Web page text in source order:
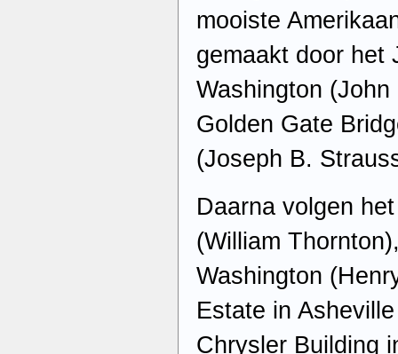
mooiste
gemaakt door het
Washington
Golden Gate
(Joseph B.
Daarna volgen
(William
Washington
Estate in
Chrysler Building